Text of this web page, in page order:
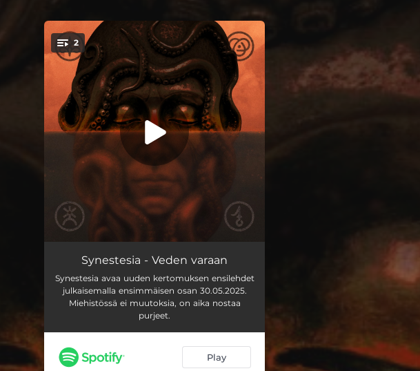
You're all set!
2
Veden varaan 04:42
Tulen synty 07:57
Synestesia - Veden varaan
Synestesia avaa uuden kertomuksen ensilehdet
julkaisemalla ensimmäisen osan 30.05.2025.
Miehistössä ei muutoksia, on aika nostaa
purjeet.
Play